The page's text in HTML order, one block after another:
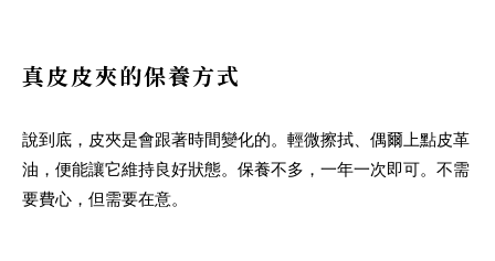
真皮皮夾的保養方式
說到底，皮夾是會跟著時間變化的。輕微擦拭、偶爾上點皮革
油，便能讓它維持良好狀態。保養不多，一年一次即可。不需
要費心，但需要在意。